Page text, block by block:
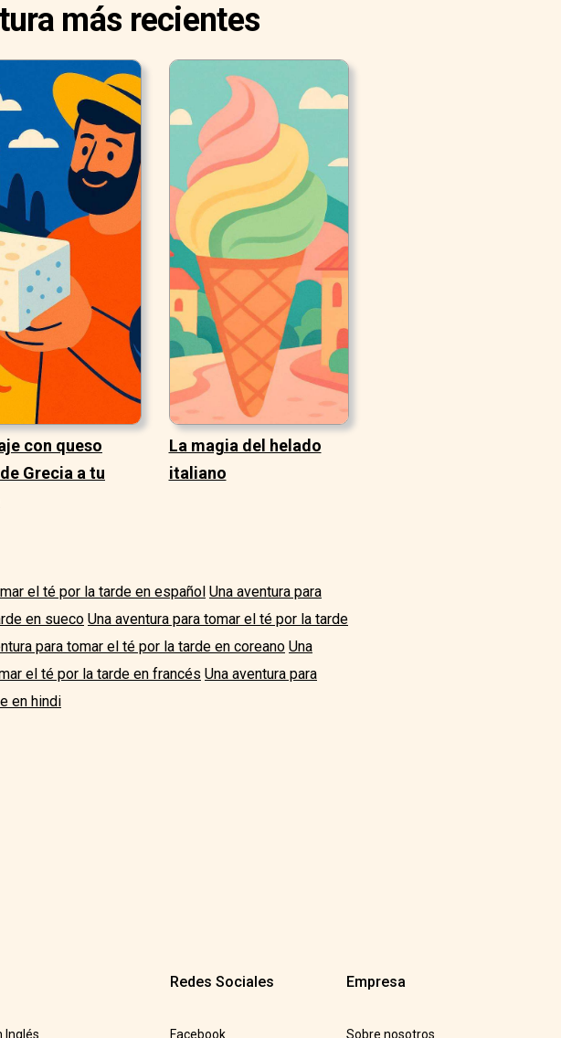
más recientes
con queso
Grecia a tu
La magia del helado
italiano
el té por la tarde en español Una aventura para
en sueco Una aventura para tomar el té por la tarde
para tomar el té por la tarde en coreano Una
el té por la tarde en francés Una aventura para
en hindi
Inglés
Redes Sociales
Facebook
Empresa
Sobre nosotros